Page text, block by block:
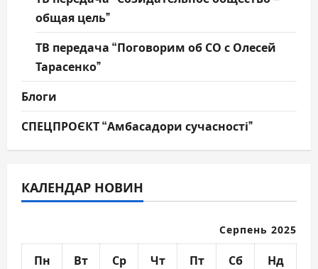
общая цель”
ТВ передача “Поговорим об СО с Олесей
Тарасенко”
Блоги
СПЕЦПРОЄКТ “Амбасадори сучасності”
КАЛЕНДАР НОВИН
Серпень 2025
Пн Вт Ср Чт Пт Сб Нд